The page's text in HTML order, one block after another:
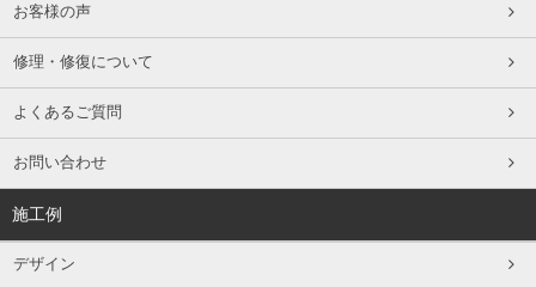
お客様の声
修理・修復について
よくあるご質問
お問い合わせ
施工例
デザイン